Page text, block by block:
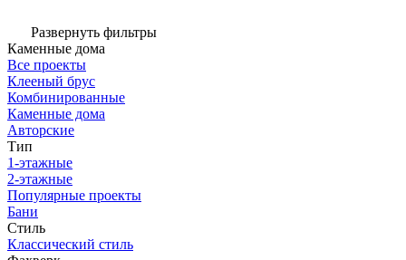
Развернуть фильтры
Каменные дома
Все проекты
Клееный брус
Комбинированные
Каменные дома
Авторские
Тип
1-этажные
2-этажные
Популярные проекты
Бани
Стиль
Классический стиль